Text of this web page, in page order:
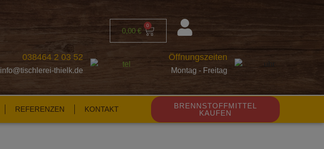
0,00€
0
038464 2 03 52
info@tischlerei-thielk.de
Öffnungszeiten
Montag - Freitag
REFERENZEN KONTAKT
BRENNSTOFFMITTEL
KAUFEN